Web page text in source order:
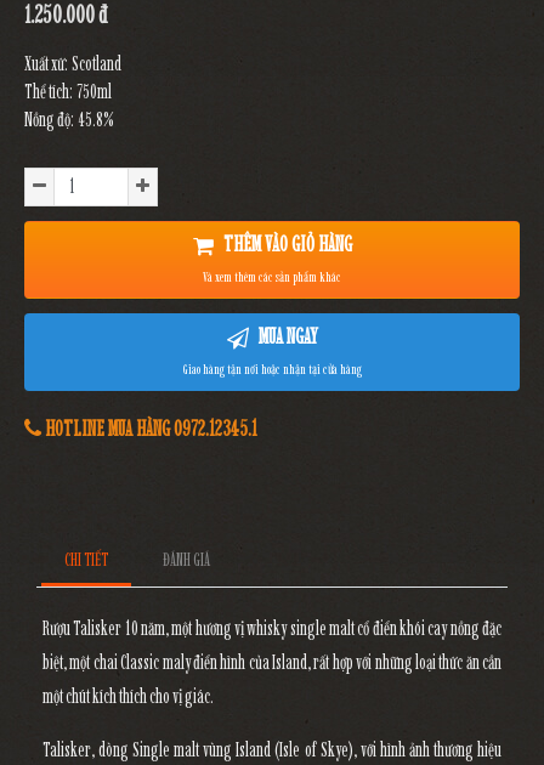
1.250.000 đ
Xuất xứ: Scotland
Thể tích: 750ml
Nồng độ: 45.8%
THÊM VÀO GIỎ HÀNG
Và xem thêm các sản phẩm khác
MUA NGAY
Giao hàng tận nơi hoặc nhận tại cửa hàng
HOTLINE MUA HÀNG 0972.12345.1
CHI TIẾT ĐÁNH GIÁ
Rượu Talisker 10 năm, một hương vị whisky single malt cổ điển khói cay nồng đặc
biệt, một chai Classic maly điển hình của Island, rất hợp với những loại thức ăn cần
một chút kích thích cho vị giác.
Talisker, dòng Single malt vùng Island (Isle of Skye), với hình ảnh thương hiệu